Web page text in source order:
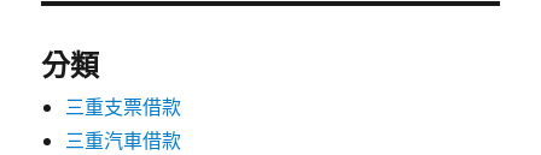
分類
三重支票借款
三重汽車借款